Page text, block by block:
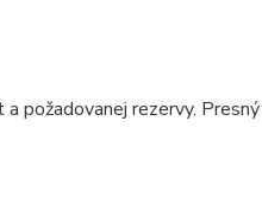
požadovanej rezervy.